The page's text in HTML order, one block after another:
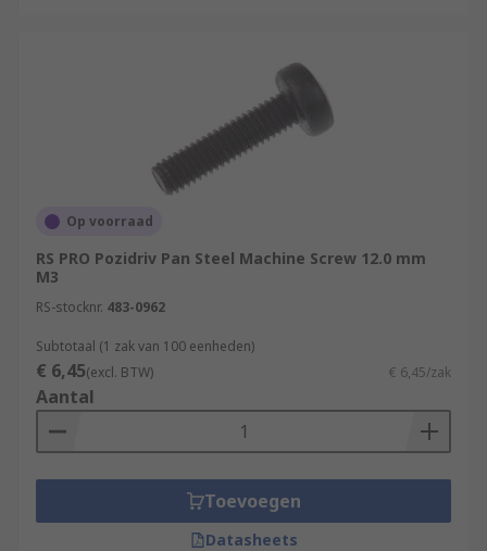
Op voorraad
RS PRO Pozidriv Pan Steel Machine Screw 12.0 mm
M3
RS-stocknr. 483-0962
Subtotaal (1 zak van 100 eenheden)
€ 6,45(excl. BTW) € 6,45/zak
Aantal
Toevoegen
Datasheets